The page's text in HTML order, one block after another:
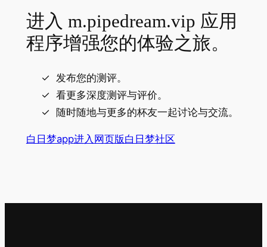
进入 m.pipedream.vip 应用
程序增强您的体验之旅。
发布您的测评。
看更多深度测评与评价。
随时随地与更多的杯友一起讨论与交流。
白日梦app进入网页版白日梦社区